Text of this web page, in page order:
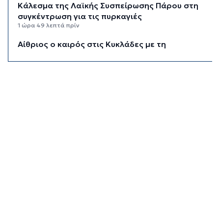
Κάλεσμα της Λαϊκής Συσπείρωσης Πάρου στη
συγκέντρωση για τις πυρκαγιές
1 ώρα 49 λεπτά πρίν
Αίθριος ο καιρός στις Κυκλάδες με τη
2 ώρες 10 λεπτά πρίν